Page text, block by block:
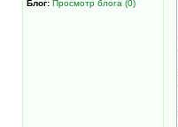
Блог: Просмотр блога (0)